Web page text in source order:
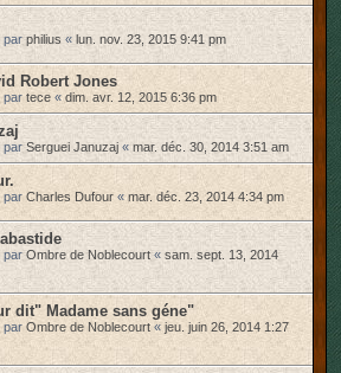
parphilius « lun. nov. 23, 2015 9:41 pm
Robert Jones
par tece «dim. avr. 12, 2015 6:36 pm
parSerguei Januzaj « mar. déc. 30, 2014 3:51 am
par Charles Dufour «mar. déc. 23, 2014 4:34 pm
parOmbre de Noblecourt« sam. sept. 13, 2014
dit" Madame sans géne"
par Ombre de Noblecourt « jeu. juin 26, 2014 1:27